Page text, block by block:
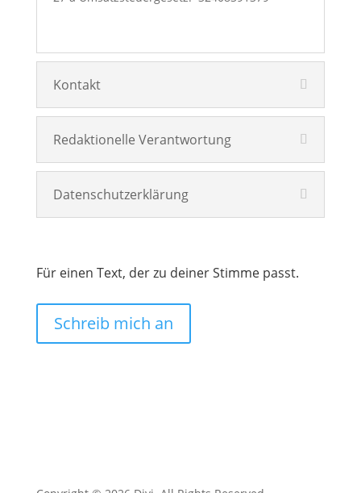
Kontakt
Redaktionelle Verantwortung
Datenschutzerklärung
Für einen Text, der zu deiner Stimme passt.
Schreib mich an